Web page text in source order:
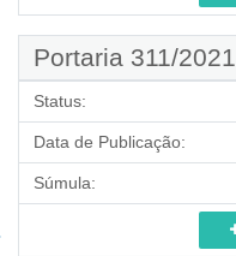
Portaria 311/2021
Status:
Data de Publicação:
Súmula: